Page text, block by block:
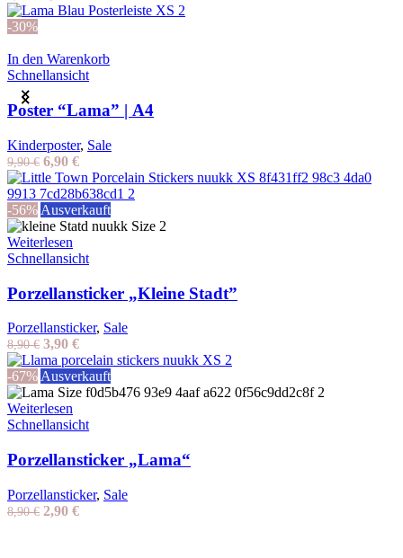
Preis Preis
-30%
In den Warenkorb
Schnellansicht
Poster “Lama” | A4
Kinderposter, Sale
9,90€ Ursprünglicher
Preis
war:
9,90 €
6,90 €Aktueller
Preis
ist:
6,90 €.
-56% Ausverkauft
Weiterlesen
Schnellansicht
Porzellansticker „Kleine Stadt”
Porzellansticker, Sale
8,90€ Ursprünglicher
Preis
war:
8,90 €
3,90 €Aktueller
Preis
ist:
3,90 €.
-67% Ausverkauft
Weiterlesen
Schnellansicht
Porzellansticker „Lama“
Porzellansticker, Sale
8,90€ Ursprünglicher
2,90 €Aktueller